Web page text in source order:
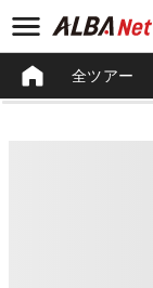
全ツアー